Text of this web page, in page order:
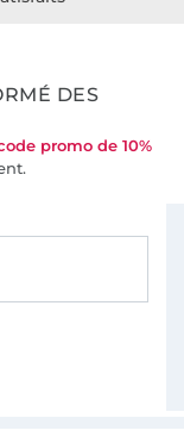
DES
promo de 10%